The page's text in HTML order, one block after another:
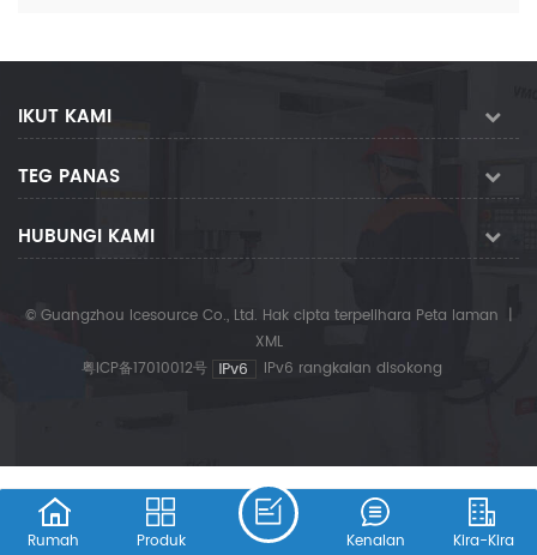
IKUT KAMI
TEG PANAS
HUBUNGI KAMI
© Guangzhou Icesource Co., Ltd. Hak cipta terpelihara Peta laman |
XML
粤ICP备17010012号
IPv6 rangkaian disokong
Rumah Produk Kira-Kira
Kenalan